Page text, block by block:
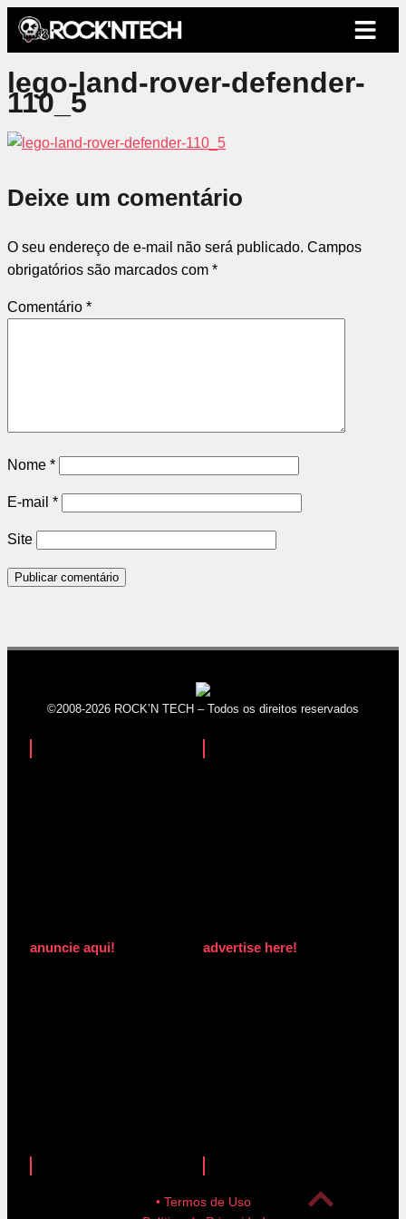
lego-land-rover-defender-
110_5
Deixe um comentário
O seu endereço de e-mail não será publicado. Campos
obrigatórios são marcados com *
Comentário *
Nome *
E-mail *
Site
©2008-2026 ROCK’N TECH – Todos os direitos reservados
anuncie aqui! advertise here!
• Termos de Uso